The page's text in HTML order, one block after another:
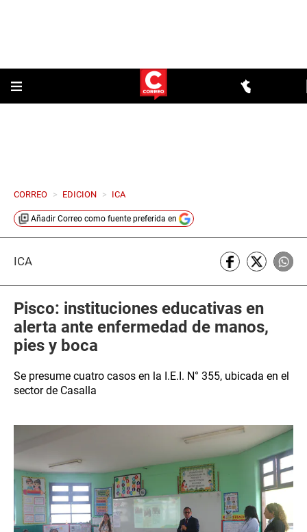
CORREO > EDICION > ICA
Añadir Correo como fuente preferida en
ICA
Pisco: instituciones educativas en
alerta ante enfermedad de manos,
pies y boca
Se presume cuatro casos en la I.E.I. N° 355, ubicada en el
sector de Casalla